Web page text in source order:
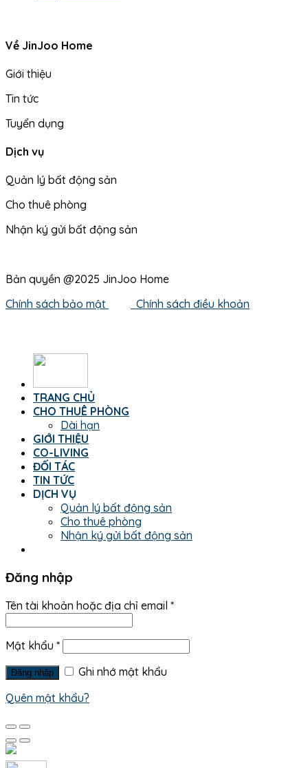
Về JinJoo Home
Giới thiệu
Tin tức
Tuyển dụng
Dịch vụ
Quản lý bất động sản
Cho thuê phòng
Nhận ký gửi bất động sản
Bản quyền @2025 JinJoo Home
Chính sách bảo mật
Chính sách điều khoản
TRANG CHỦ
CHO THUÊ PHÒNG
Dài hạn
GIỚI THIỆU
CO-LIVING
ĐỐI TÁC
TIN TỨC
DỊCH VỤ
Quản lý bất động sản
Cho thuê phòng
Nhận ký gửi bất động sản
Đăng nhập
Tên tài khoản hoặc địa chỉ email *
Mật khẩu *
Đăng nhập
Ghi nhớ mật khẩu
Quên mật khẩu?